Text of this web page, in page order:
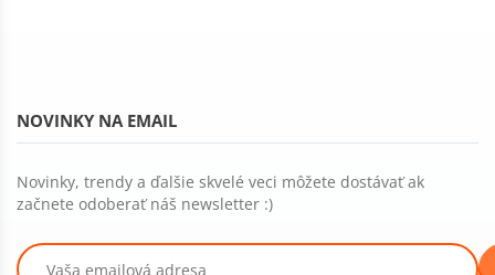
NOVINKY NA EMAIL
Novinky, trendy a ďalšie skvelé veci môžete dostávať ak
začnete odoberať náš newsletter :)